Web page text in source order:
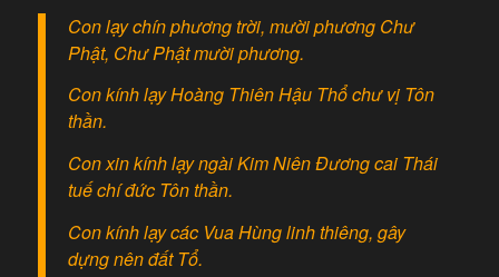
Con lạy chín phương trời, mười phương Chư
Phật, Chư Phật mười phương.
Con kính lạy Hoàng Thiên Hậu Thổ chư vị Tôn
thần.
Con xin kính lạy ngài Kim Niên Đương cai Thái
tuế chí đức Tôn thần.
Con kính lạy các Vua Hùng linh thiêng, gây
dựng nên đất Tổ.